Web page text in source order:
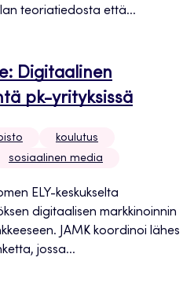
teoriatiedosta että...
Digitaalinen
pk-yrityksissä
koulutus
sosiaalinen media
ELY-keskukselta
digitaalisen markkinoinnin
JAMK koordinoi lähes
jossa...